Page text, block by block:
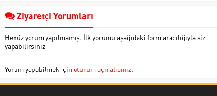
Ziyaretçi Yorumları
Henüz yorum yapılmamış. İlk yorumu aşağıdaki form aracılığıyla siz
yapabilirsiniz.
Yorum yapabilmek için oturum açmalısınız.